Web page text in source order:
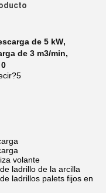
de 5 kW,
de 3 m3/min,
volante
ladrillo de la arcilla
ladrillos palets fijos en